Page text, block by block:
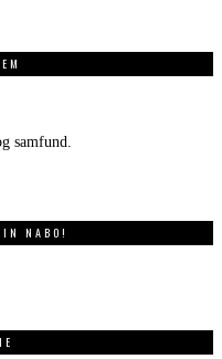
samfund.
NABO!